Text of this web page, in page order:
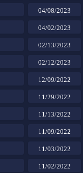
04/08/2023
04/02/2023
02/13/2023
02/12/2023
12/09/2022
11/29/2022
11/13/2022
11/09/2022
11/03/2022
11/02/2022